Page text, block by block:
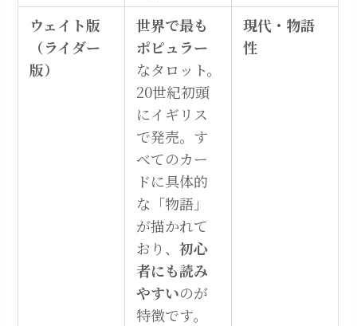
ウェイト版
（ライダー
版）
世界で最も
ポピュラー
なタロット。
20世紀初頭
にイギリス
で発売。す
べてのカー
ドに具体的
な「物語」
が描かれて
おり、 初心
者にも読み
やすいのが
特徴です。
現代・物語
性